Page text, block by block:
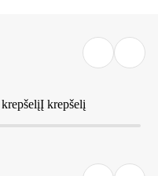
Į krepšelį